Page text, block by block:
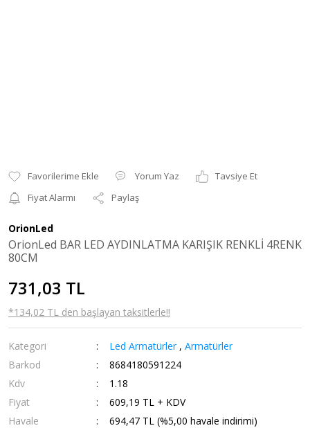
Yorum Yaz
Tavsiye Et
Fiyat Alarmı
Paylaş
OrionLed
OrionLed BAR LED AYDINLATMA KARIŞIK RENKLİ 4RENK
80CM
731,03 TL
*134,02 TL den başlayan taksitlerle!!
Kategori Led Armatürler ,Armatürler
Barkod
8684180591224
Kdv
1.18
Fiyat
609,19 TL + KDV
Havale
694,47 TL (%5,00 havale indirimi)